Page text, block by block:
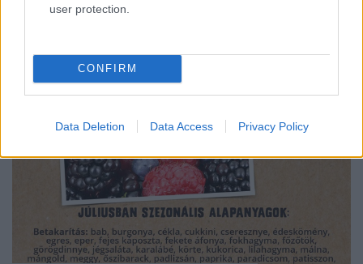
user protection.
CONFIRM
Data Deletion Data Access Privacy Policy